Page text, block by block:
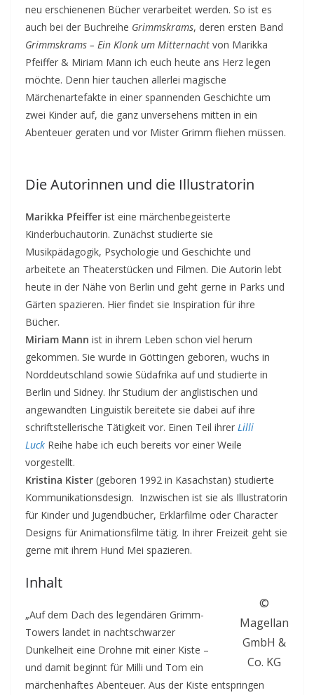
neu erschienenen Bücher verarbeitet werden. So ist es
auch bei der Buchreihe Grimmskrams, deren ersten Band
Grimmskrams – Ein Klonk um Mitternacht von Marikka
Pfeiffer & Miriam Mann ich euch heute ans Herz legen
möchte. Denn hier tauchen allerlei magische
Märchenartefakte in einer spannenden Geschichte um
zwei Kinder auf, die ganz unversehens mitten in ein
Abenteuer geraten und vor Mister Grimm fliehen müssen.
Die Autorinnen und die Illustratorin
Marikka Pfeiffer ist eine märchenbegeisterte
Kinderbuchautorin. Zunächst studierte sie
Musikpädagogik, Psychologie und Geschichte und
arbeitete an Theaterstücken und Filmen. Die Autorin lebt
heute in der Nähe von Berlin und geht gerne in Parks und
Gärten spazieren. Hier findet sie Inspiration für ihre
Bücher.
Miriam Mann ist in ihrem Leben schon viel herum
gekommen. Sie wurde in Göttingen geboren, wuchs in
Norddeutschland sowie Südafrika auf und studierte in
Berlin und Sidney. Ihr Studium der anglistischen und
angewandten Linguistik bereitete sie dabei auf ihre
schriftstellerische Tätigkeit vor. Einen Teil ihrer Lilli
Luck Reihe habe ich euch bereits vor einer Weile
vorgestellt.
Kristina Kister (geboren 1992 in Kasachstan) studierte
Kommunikationsdesign. Inzwischen ist sie als Illustratorin
für Kinder und Jugendbücher, Erklärfilme oder Character
Designs für Animationsfilme tätig. In ihrer Freizeit geht sie
gerne mit ihrem Hund Mei spazieren.
©
Magellan
GmbH &
Co. KG
Inhalt
„Auf dem Dach des legendären Grimm-
Towers landet in nachtschwarzer
Dunkelheit eine Drohne mit einer Kiste –
und damit beginnt für Milli und Tom ein
märchenhaftes Abenteuer. Aus der Kiste entspringen